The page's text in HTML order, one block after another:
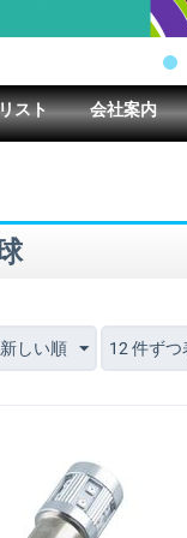
スト 会社案内
しい順 12 件ずつ